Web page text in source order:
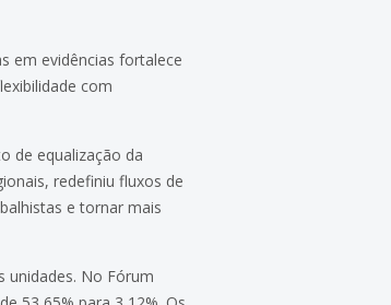
em evidências fortalece
com
de equalização da
redefiniu fluxos de
e tornar mais
unidades. No Fórum